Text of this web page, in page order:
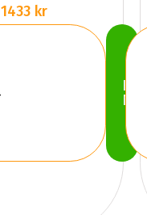
1433 kr
Köp
Nu